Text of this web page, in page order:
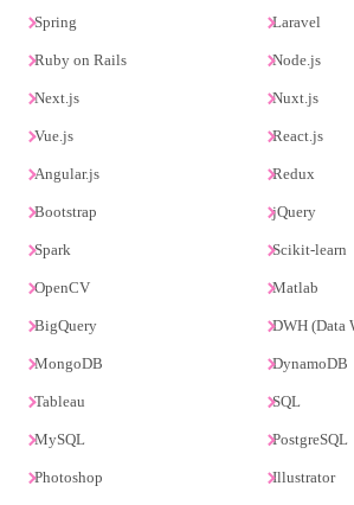
Spring Laravel
Ruby on Rails Node.js
Next.js Nuxt.js
Vue.js React.js
Angular.js Redux
Bootstrap jQuery
Spark Scikit-learn
OpenCV Matlab
BigQuery DWH (Data
MongoDB DynamoDB
Tableau SQL
MySQL PostgreSQL
Photoshop Illustrator